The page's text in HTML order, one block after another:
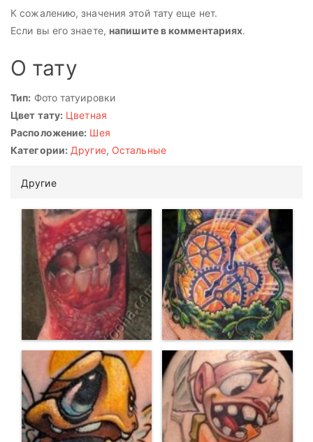
К сожалению, значения этой тату еще нет.
Если вы его знаете, напишите в комментариях.
О тату
Тип: Фото татуировки
Цвет тату: Цветная
Расположение: Шея
Категории: Другие, Остальные
Другие